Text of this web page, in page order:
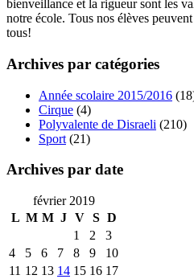
bienveillance et la rigueur sont les
notre école. Tous nos élèves
tous!
Archives par catégories
Année scolaire 2015/2016
Cirque (4)
Polyvalente de Disraeli (210)
Sport (21)
Archives par date
février 2019
L M M J V S D
1
2
3
4
5 6 7 8 9
10
11 12 13 14 15 16 17